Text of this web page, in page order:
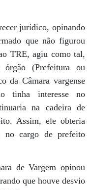
jurídico, opinando
que não figurou
TRE, agiu como tal,
(Prefeitura ou
da Câmara vargense
tinha interesse no
na cadeira de
Assim, ele obteria
no cargo de prefeito
de Vargem opinou
que houve desvio